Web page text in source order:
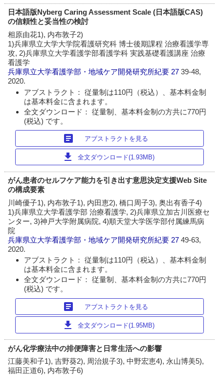
日本語版Nyberg Caring Assessment Scale (日本語版CAS)
の信頼性と妥当性の検討
相原由花1), 内布敦子2)
1)兵庫県立大学大学院看護研究科 博士後期課程 治療看護学専
攻, 2)兵庫県立大学看護学部看護学科 実践基礎看護講座 治療
看護学
兵庫県立大学看護学部・地域ケア開発研究所紀要 2739-48,
2020.
アブストラクト： 従量制は110円（税込）、基本料金制
は基本料金に含まれます。
全文ダウンロード： 従量制、基本料金制の方共に770円
(税込) です。
article アブストラクトを見る
download 全文ダウンロード(1.93MB)
がん患者のセルフケア能力を引き出す意思決定支援Web Site
の構成要素
川崎優子1), 内布敦子1), 内田恵2), 橋口周子3), 奥出有香子4)
1)兵庫県立大学看護学部 治療看護学, 2)兵庫県立加古川医療セ
ンター, 3)神戸大学附属病院, 4)順天堂大学医学部付属練馬病
院
兵庫県立大学看護学部・地域ケア開発研究所紀要 2749-63,
2020.
アブストラクト： 従量制は110円（税込）、基本料金制
は基本料金に含まれます。
全文ダウンロード： 従量制、基本料金制の方共に770円
(税込) です。
article アブストラクトを見る
download 全文ダウンロード(1.95MB)
がん化学療法中の排便障害と日常生活への影響
江藤美和子1), 吉野葵2), 周治規子3), 中野宏恵4), 永山博美5),
福田正道6), 内布敦子6)